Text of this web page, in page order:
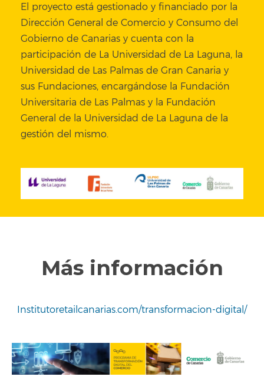
El proyecto está gestionado y financiado por la
Dirección General de Comercio y Consumo del
Gobierno de Canarias y cuenta con la
participación de La Universidad de La Laguna, la
Universidad de Las Palmas de Gran Canaria y
sus Fundaciones, encargándose la Fundación
Universitaria de Las Palmas y la Fundación
General de la Universidad de La Laguna de la
gestión del mismo.
Más información
Institutoretailcanarias.com/transformacion-digital/